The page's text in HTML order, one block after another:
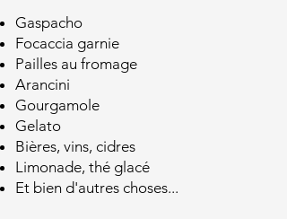
Gaspacho
Focaccia garnie
Pailles au fromage
Arancini
Gourgamole
Gelato
Bières, vins, cidres
Limonade, thé glacé
Et bien d'autres choses...